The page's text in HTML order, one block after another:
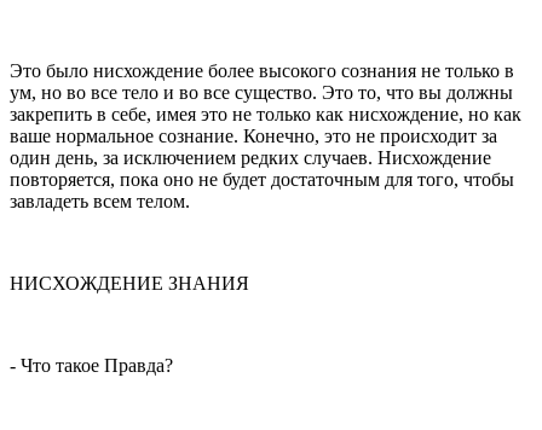
Это было нисхождение более высокого сознания не только в
ум, но во все тело и во все существо. Это то, что вы должны
закрепить в себе, имея это не только как нисхождение, но как
ваше нормальное сознание. Конечно, это не происходит за
один день, за исключением редких случаев. Нисхождение
повторяется, пока оно не будет достаточ­ным для того, чтобы
завладеть всем телом.
НИСХОЖДЕНИЕ ЗНАНИЯ
- Что такое Правда?